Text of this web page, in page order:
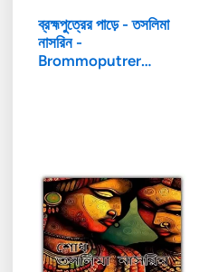
ব্রহ্মপুত্রের পাড়ে - তসলিমা
নাসরিন -
Brommoputrer…